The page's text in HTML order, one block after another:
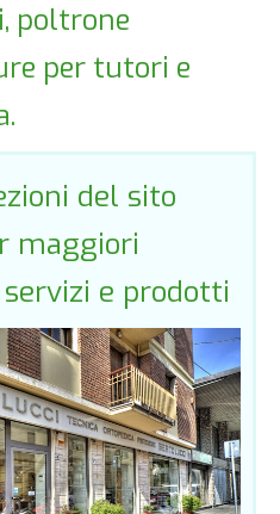
poltrone
per tutori e
del sito
maggiori
e prodotti